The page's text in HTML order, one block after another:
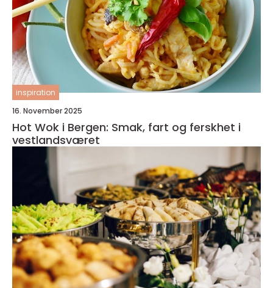
inspiration
16. November 2025
Hot Wok i Bergen: Smak, fart og ferskhet i
vestlandsværet